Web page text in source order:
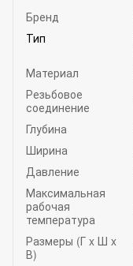
Бренд
Тип
Материал
Резьбовое
соединение
Глубина
Ширина
Давление
Максимальная
рабочая
температура
Размеры (Г x Ш x
В)